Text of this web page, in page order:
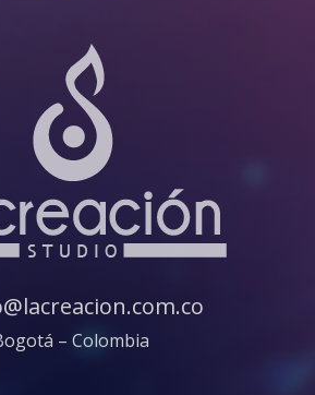
– Colombia